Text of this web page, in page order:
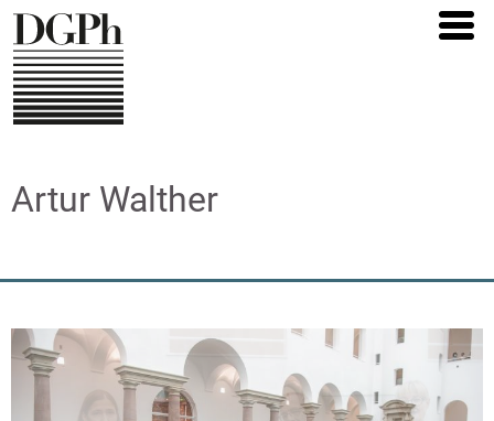
Direkt
zum
Inhalt
Artur Walther